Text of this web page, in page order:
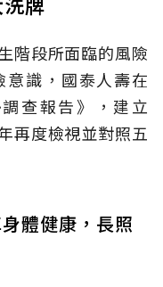
階段所面臨的風險
識，國泰人壽在
查報告》，建立
再度檢視並對照五
體健康，長照